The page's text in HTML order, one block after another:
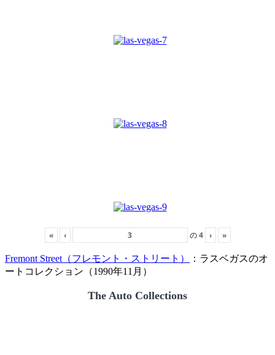
« ‹ の4 › »
Fremont Street（フレモント・ストリート）
：ラスベガスのオ
ートコレクション（1990年11月）
The Auto Collections